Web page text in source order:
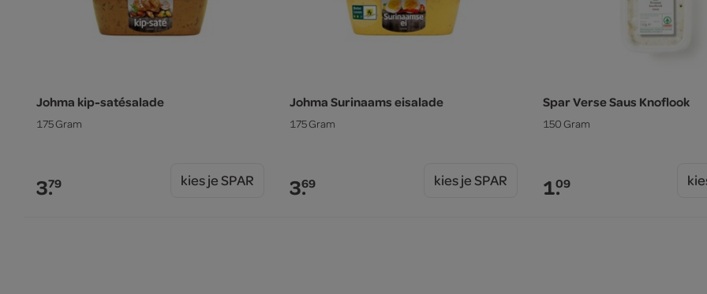
Johma kip-satésalade
175 Gram
3.79 kies je SPAR
Johma Surinaams eisalade
175 Gram
3.69 kies je SPAR
Spar Verse Saus Knoflook
150 Gram
1.09